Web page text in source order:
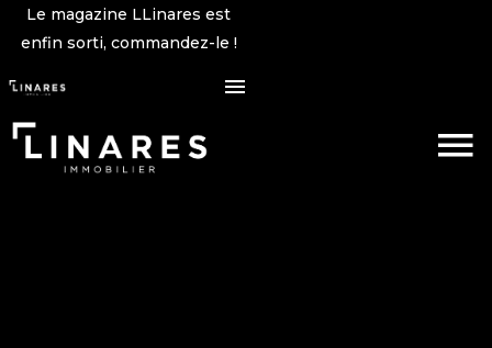
Le magazine LLinares est
enfin sorti, commandez-le !